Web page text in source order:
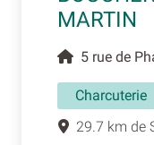
MARTIN
5 rue de
Charcuterie
29.7 km de